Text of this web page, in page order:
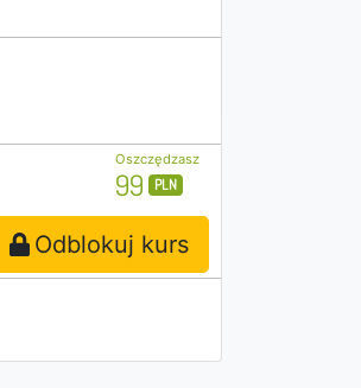
Oszczędzasz
99 PLN
Odblokuj kurs